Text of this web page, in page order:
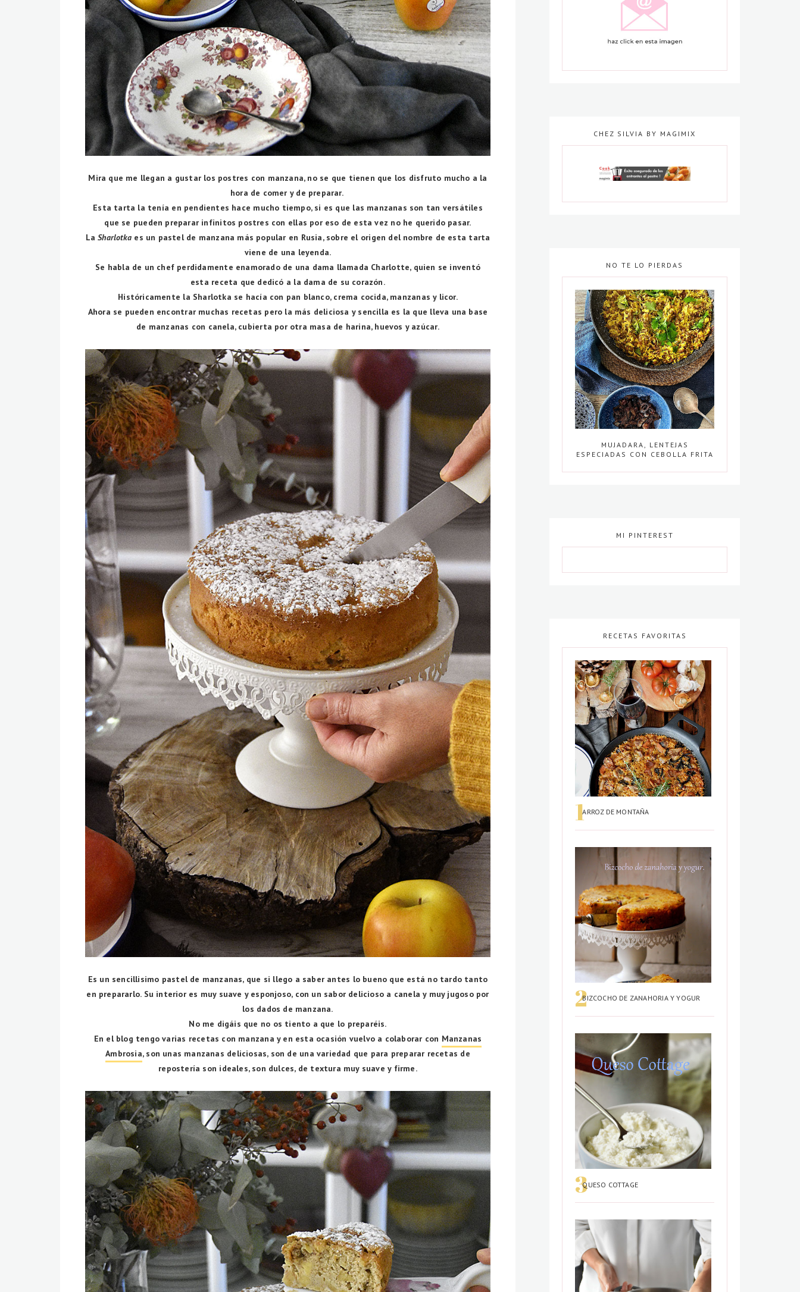
Mira que me llegan a gustar los postres con manzana, no se que tienen que los disfruto mucho a la
hora de comer y de preparar.
Esta tarta la tenía en pendientes hace mucho tiempo, si es que las manzanas son tan versátiles
que se pueden preparar infinitos postres con ellas por eso de esta vez no he querido pasar.
LaSharlotka es un pastel de manzana más popular en Rusia, sobre el origen del nombre de esta tarta
viene de una leyenda.
Se habla de un chef perdidamente enamorado de una dama llamada Charlotte, quien se inventó
esta receta que dedicó a la dama de su corazón.
Históricamente la Sharlotka se hacía con pan blanco, crema cocida, manzanas y licor.
Ahora se pueden encontrar muchas recetas pero la más deliciosa y sencilla es la que lleva una base
de manzanas con canela, cubierta por otra masa de harina, huevos y azúcar.
Es un sencillisimo pastel de manzanas, que si llego a saber antes lo bueno que está no tardo tanto
en prepararlo. Su interior es muy suave y esponjoso, con un sabor delicioso a canela y muy jugoso por
los dados de manzana.
No me digáis que no os tiento a que lo preparéis.
En el blog tengo varias recetas con manzana y en esta ocasión vuelvo a colaborar con Manzanas
Ambrosia, son unas manzanas deliciosas, son de una variedad que para preparar recetas de
repostería son ideales, son dulces, de textura muy suave y firme.
CHEZ SILVIA BY MAGIMIX
NO TE LO PIERDAS
MUJADARA, LENTEJAS
ESPECIADAS CON CEBOLLA FRITA
MI PINTEREST
RECETAS FAVORITAS
ARROZ DE MONTAÑA
BIZCOCHO DE ZANAHORIA Y YOGUR
QUESO COTTAGE